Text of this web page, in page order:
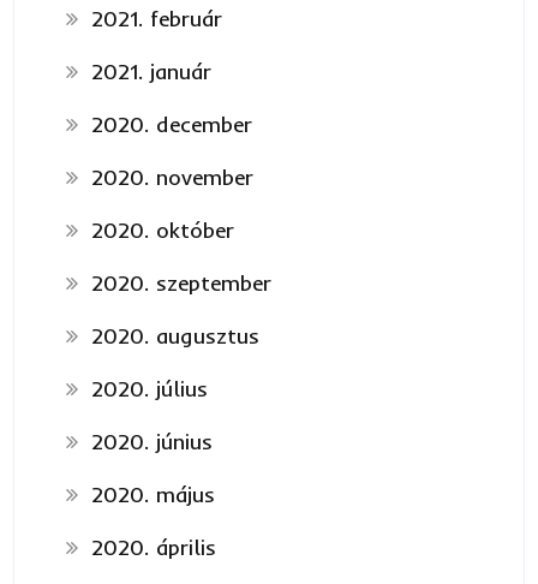
2021. február
2021. január
2020. december
2020. november
2020. október
2020. szeptember
2020. augusztus
2020. július
2020. június
2020. május
2020. április